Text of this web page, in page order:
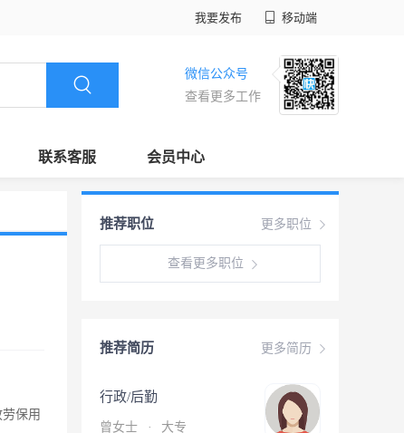
我要发布 移动端
微信公众号
查看更多工作
联系客服 会员中心
保用
更多职位
推荐职位
查看更多职位
更多简历
推荐简历
行政/后勤
曾女士 · 大专